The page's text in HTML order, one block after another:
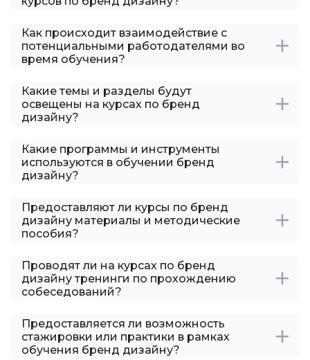
Как происходит взаимодействие с
потенциальными работодателями во
время обучения?
Какие темы и разделы будут
освещены на курсах по бренд
дизайну?
Какие программы и инструменты
используются в обучении бренд
дизайну?
Предоставляют ли курсы по бренд
дизайну материалы и методические
пособия?
Проводят ли на курсах по бренд
дизайну тренинги по прохождению
собеседований?
Предоставляется ли возможность
стажировки или практики в рамках
обучения бренд дизайну?